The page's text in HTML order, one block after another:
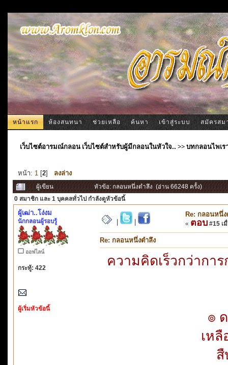
หน้าแรก ห้องสนทนา ช่วยเหลือ ค้นหา เข้าสู่ระบบ สมัครสม
เว็บไซต์อารมณ์กลอน เว็บไซต์สำหรับผู้มีกลอนในหัวใจ.. >>บทกลอนไพเร
หน้า: 1 [2] ลงล่าง
ผู้เขียน
หัวข้อ: กลอนหนึ่งตำลึง (อ่าน 66248 ครั้ง)
0 สมาชิก และ 1 บุคคลทั่วไป กำลังดูหัวข้อนี้
ผู้เฒ่า..โง่งม
นักกลอนผู้รอบรู้
ออฟไลน์
กระทู้: 422
ผู้เริ่มหัวข้อนี้
Re: กลอนหนึ่ง
« ตอบ #15 เ
Re: กลอนหนึ่งตำลึง
ความคิดเร็วกว่ากา
๏
เห
สื